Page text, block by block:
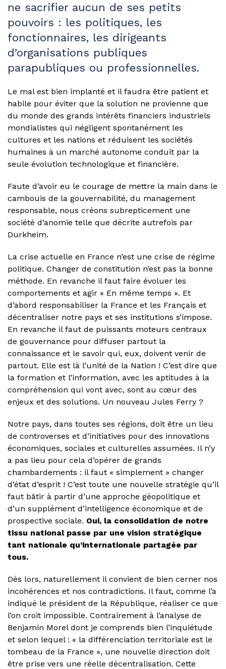
ne sacrifier aucun de ses petits
pouvoirs : les politiques, les
fonctionnaires, les dirigeants
d’organisations publiques
parapubliques ou professionnelles.
Le mal est bien implanté et il faudra être patient et
habile pour éviter que la solution ne provienne que
du monde des grands intérêts financiers industriels
mondialistes qui négligent spontanément les
cultures et les nations et réduisent les sociétés
humaines à un marché autonome conduit par la
seule évolution technologique et financière.
Faute d’avoir eu le courage de mettre la main dans le
cambouis de la gouvernabilité, du management
responsable, nous créons subrepticement une
société d’anomie telle que décrite autrefois par
Durkheim.
La crise actuelle en France n’est une crise de régime
politique. Changer de constitution n’est pas la bonne
méthode. En revanche il faut faire évoluer les
comportements et agir « En même temps ». Et
d’abord responsabiliser la France et les Français et
décentraliser notre pays et ses institutions s’impose.
En revanche il faut de puissants moteurs centraux
de gouvernance pour diffuser partout la
connaissance et le savoir qui, eux, doivent venir de
partout. Elle est là l’unité de la Nation ! C’est dire que
la formation et l’information, avec les aptitudes à la
compréhension qui vont avec, sont au cœur des
enjeux et des solutions. Un nouveau Jules Ferry ?
Notre pays, dans toutes ses régions, doit être un lieu
de controverses et d’initiatives pour des innovations
économiques, sociales et culturelles assumées. Il n’y
a pas lieu pour cela d’opérer de grands
chambardements : il faut « simplement » changer
d’état d’esprit ! C’est toute une nouvelle stratégie qu’il
faut bâtir à partir d’une approche géopolitique et
d’un supplément d’intelligence économique et de
prospective sociale. Oui, la consolidation de notre
tissu national passe par une vision stratégique
tant nationale qu’internationale partagée par
tous.
Dès lors, naturellement il convient de bien cerner nos
incohérences et nos contradictions. Il faut, comme l’a
indiqué le président de la République, réaliser ce que
l’on croit impossible. Contrairement à l’analyse de
Benjamin Morel dont je comprends bien l’inquiétude
et selon lequel : « la différenciation territoriale est le
tombeau de la France », une nouvelle direction doit
être prise vers une réelle décentralisation. Cette